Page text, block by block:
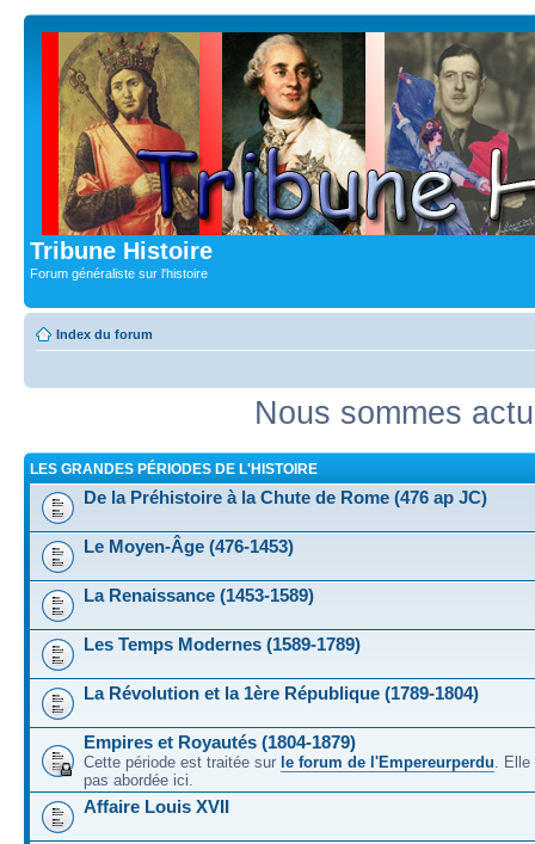
Tribune Histoire
Forum généraliste sur l'histoire
Index du forum
Nous sommes
LES GRANDES PÉRIODES DE L'HISTOIRE
De la Préhistoire à la Chute de Rome (476 ap JC)
Le Moyen-Âge (476-1453)
La Renaissance (1453-1589)
Les Temps Modernes (1589-1789)
La Révolution et la 1ère République (1789-1804)
Empires et Royautés (1804-1879)
Cette période est traitée sur le forum de l'Empereurperdu. Elle
pas abordée ici.
Affaire Louis XVII